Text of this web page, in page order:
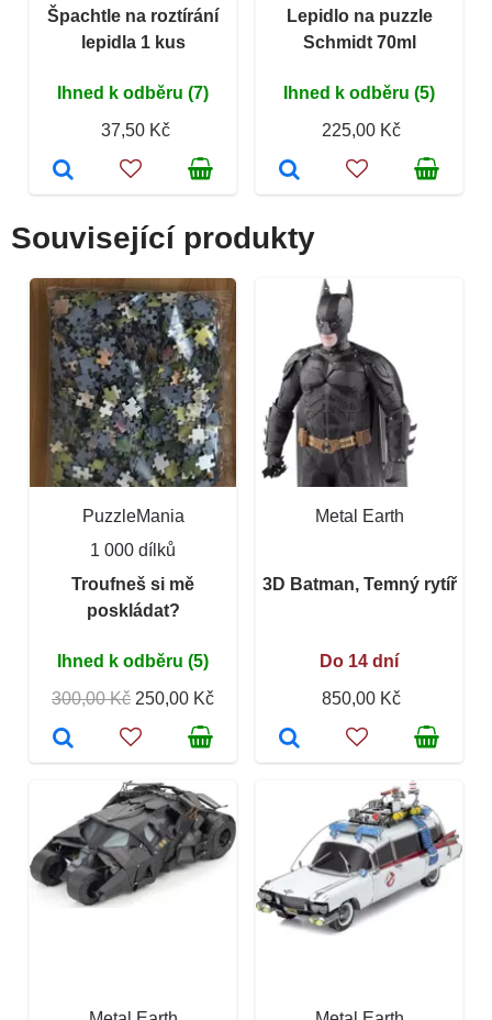
Špachtle na roztírání
lepidla 1 kus
Ihned k odběru (7)
37,50 Kč
Lepidlo na puzzle
Schmidt 70ml
Ihned k odběru (5)
225,00 Kč
Související produkty
PuzzleMania
1 000 dílků
Troufneš si mě
poskládat?
Ihned k odběru (5)
300,00 Kč 250,00 Kč
Metal Earth
3D Batman, Temný rytíř
Do 14 dní
850,00 Kč